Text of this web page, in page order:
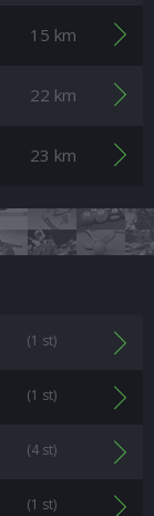
15 km
22 km
23 km
(1 st)
(1 st)
(4 st)
(1 st)